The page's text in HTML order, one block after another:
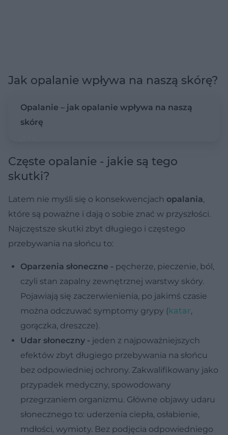
Jak opalanie wpływa na naszą skórę?
Opalanie – jak opalanie wpływa na naszą
skórę
Częste opalanie - jakie są tego
skutki?
Latem nie myśli się o konsekwencjach opalania,
które są poważne i dają o sobie znać w przyszłości.
Najczęstsze skutki zbyt długiego i częstego
przebywania na słońcu to:
Oparzenia słoneczne - pęcherze, pieczenie, ból,
czyli stan zapalny zewnętrznej warstwy skóry.
Pojawiają się zaczerwienienia, po jakimś czasie
można odczuwać symptomy grypy (katar,
gorączka, dreszcze).
Udar słoneczny - jeden z najpoważniejszych
efektów zbyt długiego przebywania na słońcu
bez odpowiedniej ochrony. Zakwalifikowany jako
przypadek medyczny, spowodowany
przegrzaniem organizmu. Główne objawy udaru
słonecznego to: uderzenia ciepła, osłabienie,
mdłości, wymioty. Bez podjęcia odpowiedniego